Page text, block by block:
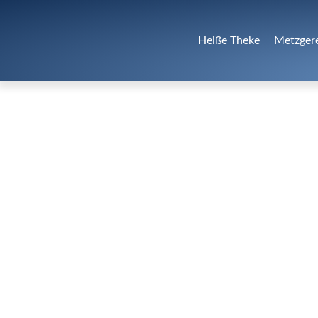
Heiße Theke